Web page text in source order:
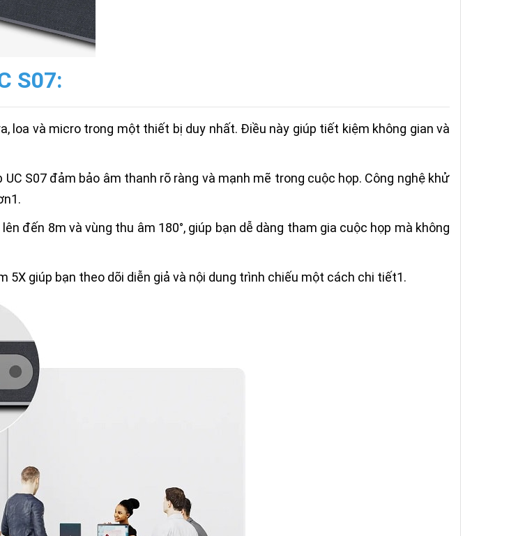
S07:
loa và micro trong một thiết bị duy nhất. Điều này giúp tiết kiệm không gian và
S07 đảm bảo âm thanh rõ ràng và mạnh mẽ trong cuộc họp. Công nghệ khử
đến 8m và vùng thu âm 180°, giúp bạn dễ dàng tham gia cuộc họp mà không
5X giúp bạn theo dõi diễn giả và nội dung trình chiếu một cách chi tiết1.